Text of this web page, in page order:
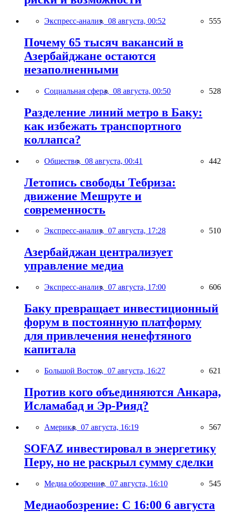
Экспресс-анализ, 08 августа, 00:52 555
Почему 65 тысяч вакансий в
Азербайджане остаются
незаполненными
Социальная сфера, 08 августа, 00:50 528
Разделение линий метро в Баку:
как избежать транспортного
коллапса?
Общество, 08 августа, 00:41 442
Летопись свободы Тебриза:
движение Мешруте и
современность
Экспресс-анализ, 07 августа, 17:28 510
Азербайджан централизует
управление медиа
Экспресс-анализ, 07 августа, 17:00 606
Баку превращает инвестиционный
форум в постоянную платформу
для привлечения ненефтяного
капитала
Большой Восток, 07 августа, 16:27 621
Против кого объединяются Анкара,
Исламабад и Эр-Рияд?
Америка, 07 августа, 16:19 567
SOFAZ инвестировал в энергетику
Перу, но не раскрыл сумму сделки
Медиа обозрение, 07 августа, 16:10 545
Медиаобозрение: С 16:00 6 августа